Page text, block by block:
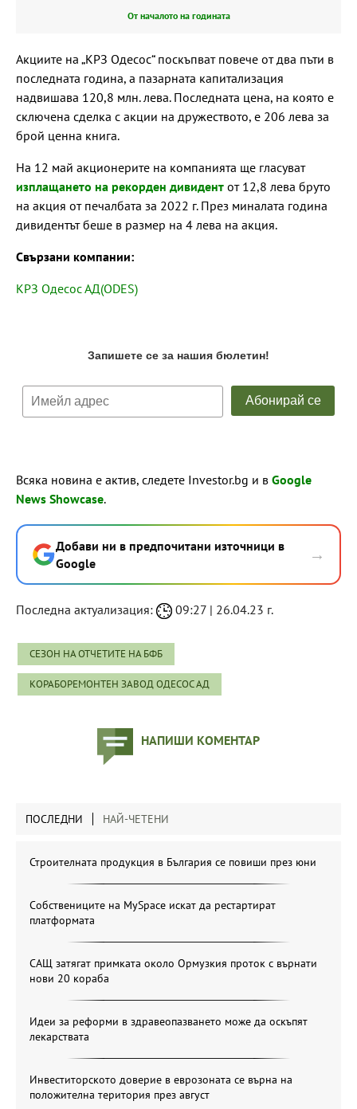
От началото на годината
Акциите на „КРЗ Одесос“ поскъпват повече от два пъти в
последната година, а пазарната капитализация
надвишава 120,8 млн. лева. Последната цена, на която е
сключена сделка с акции на дружеството, е 206 лева за
брой ценна книга.
На 12 май акционерите на компанията ще гласуват
изплащането на рекорден дивидент от 12,8 лева бруто
на акция от печалбата за 2022 г. През миналата година
дивидентът беше в размер на 4 лева на акция.
Свързани компании:
КРЗ Одесос АД(ODES)
Всяка новина е актив, следете Investor.bg и в Google
News Showcase.
Добави ни в предпочитани източници в
Google
→
Последна актуализация: 09:27 | 26.04.23 г.
СЕЗОН НА ОТЧЕТИТЕ НА БФБ
КОРАБОРЕМОНТЕН ЗАВОД ОДЕСОС АД
НАПИШИ КОМЕНТАР
ПОСЛЕДНИ НАЙ-ЧЕТЕНИ
Строителната продукция в България се повиши през юни
Собствениците на MySpace искат да рестартират
платформата
САЩ затягат примката около Ормузкия проток с върнати
нови 20 кораба
Идеи за реформи в здравеопазването може да оскъпят
лекарствата
Инвеститорското доверие в еврозоната се върна на
положителна територия през август